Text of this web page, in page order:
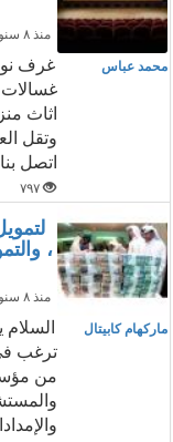
منذ ٨ سنوات
محمد عباس
غرف
اثاث
اتصل
٧٩٧
،
منذ ٨ سنوات
ماركهام كابيتال
ترغب
من